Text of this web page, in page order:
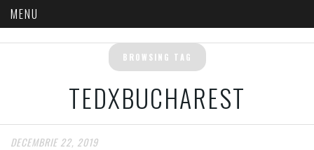
BROWSING TAG
TEDXBUCHAREST
DECEMBRIE 22, 2019